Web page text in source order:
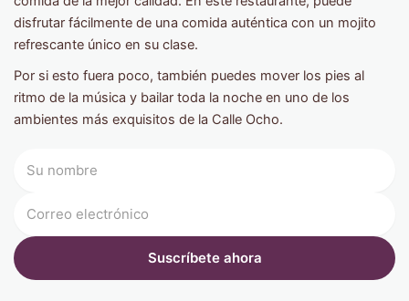
disfrutar fácilmente de una comida auténtica con un mojito
refrescante único en su clase.
Por si esto fuera poco, también puedes mover los pies al
ritmo de la música y bailar toda la noche en uno de los
ambientes más exquisitos de la Calle Ocho.